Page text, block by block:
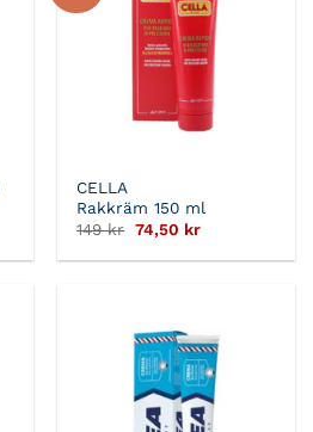
CELLA
Rakkräm 150 ml
149kr Det
ursprungliga
priset
74,50 krDet
priset